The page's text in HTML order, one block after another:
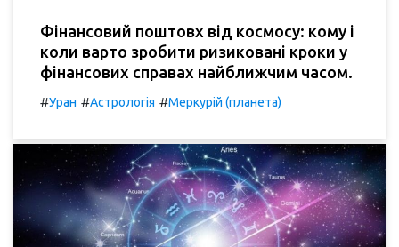
Фінансовий поштовх від космосу: кому і
коли варто зробити ризиковані кроки у
фінансових справах найближчим часом.
#Уран #Астрологія #Меркурій (планета)